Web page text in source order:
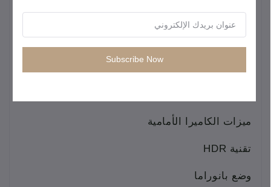
720p بمعدل 30 إطارًا في الثانية
الكاميرا الأمامية
ميزات الكاميرا الأمامية
تقنية HDR
وضع بانوراما
Subscribe Now